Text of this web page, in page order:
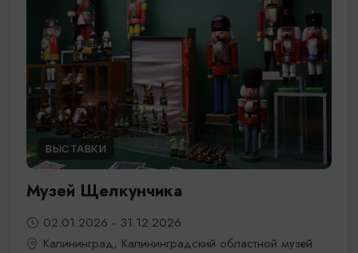
ВЫСТАВКИ
Музей Щелкунчика
02.01.2026 - 31.12.2026
Калининград, Калининградский областной музей